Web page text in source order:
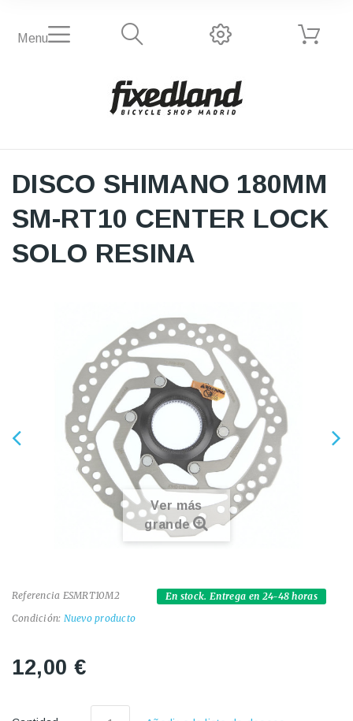
Menu
DISCO SHIMANO 180MM
SM-RT10 CENTER LOCK
SOLO RESINA
Ver más
grande
Referencia ESMRT10M2
Condición: Nuevo producto
En stock. Entrega en 24-48 horas
12,00 €